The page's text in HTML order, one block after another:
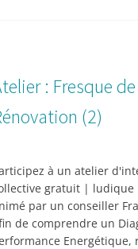
: Fresque
(2)
à un atelier
gratuit | ludique
par un conseiller
de comprendre un
Energétique,